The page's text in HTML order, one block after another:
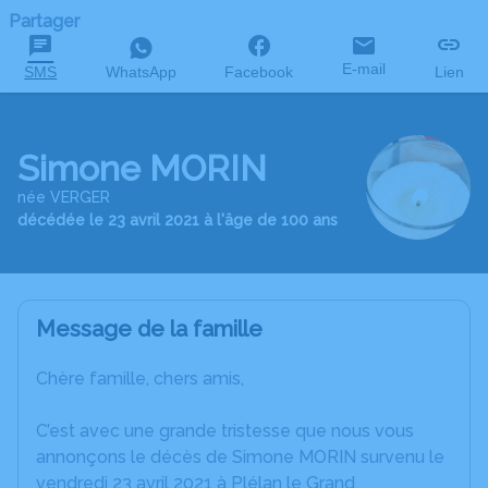
Partager
SMS WhatsApp Facebook E-mail Lien
Simone MORIN
née VERGER
décédée le 23 avril 2021 à l'âge de 100 ans
Message de la famille
Chère famille, chers amis,
C’est avec une grande tristesse que nous vous
annonçons le décès de Simone MORIN survenu le
vendredi 23 avril 2021 à Plélan le Grand.